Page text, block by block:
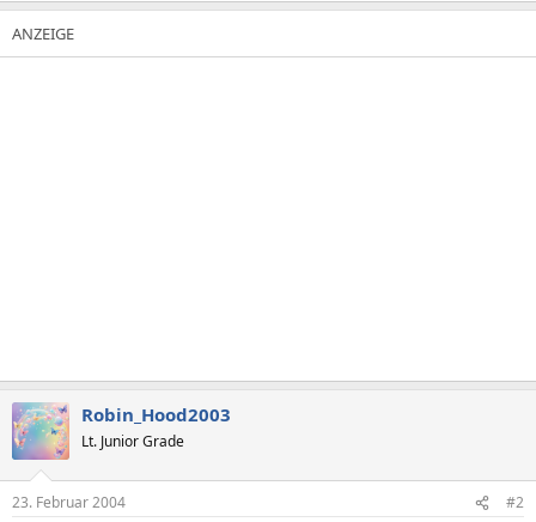
Robin_Hood2003
Lt. Junior Grade
23. Februar 2004 #2